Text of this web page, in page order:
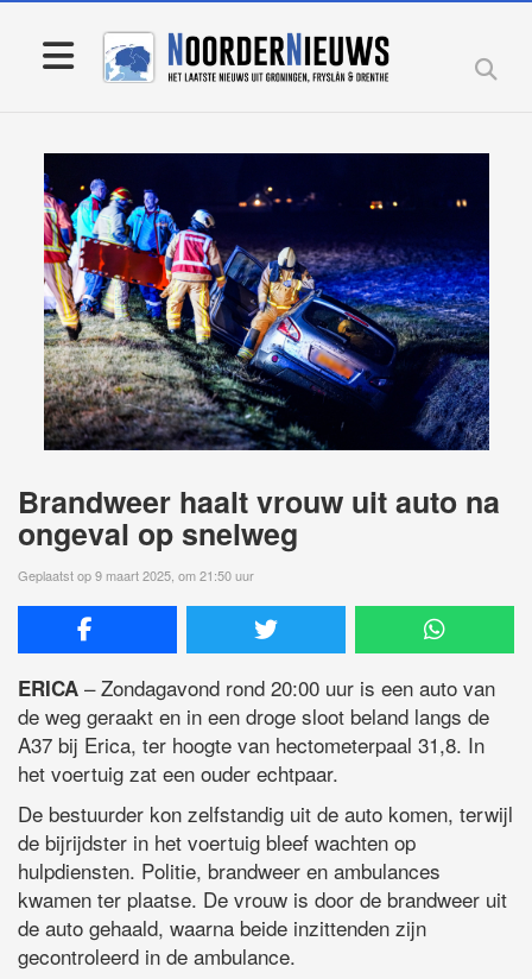
Brandweer haalt vrouw uit auto na
ongeval op snelweg
Geplaatst op 9 maart 2025, om 21:50 uur
ERICA – Zondagavond rond 20:00 uur is een auto van
de weg geraakt en in een droge sloot beland langs de
A37 bij Erica, ter hoogte van hectometerpaal 31,8. In
het voertuig zat een ouder echtpaar.
De bestuurder kon zelfstandig uit de auto komen, terwijl
de bijrijdster in het voertuig bleef wachten op
hulpdiensten. Politie, brandweer en ambulances
kwamen ter plaatse. De vrouw is door de brandweer uit
de auto gehaald, waarna beide inzittenden zijn
gecontroleerd in de ambulance.